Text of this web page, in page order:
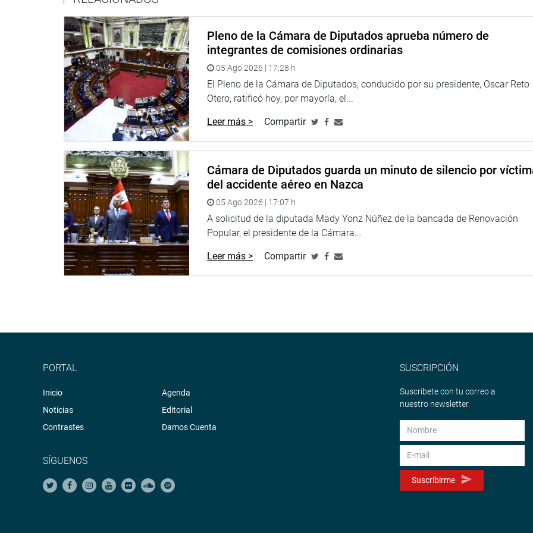
embargo, ese pedido no alcanzó los votos necesarios.
El dictamen fue exonerado de segunda votación, con lo que quedó expedito para ser enviado al Poder Ejecutivo
para su eventual promulgación.
OFICINA DE COMUNICACIONES E IMAGEN INSTITUCIONAL
Pleno de la Cámara de Diputados aprueba número de
integrantes de comisiones ordinarias
05 Ago 2026 | 17:28 h
El Pleno de la Cámara de Diputados, conducido por su presidente, Oscar Reto
Otero, ratificó hoy, por mayoría, el...
Leer más > Compartir
Cámara de Diputados guarda un minuto de silencio por
del accidente aéreo en Nazca
05 Ago 2026 | 17:07 h
A solicitud de la diputada Mady Yonz Núñez de la bancada de Renovación
Popular, el presidente de la Cámara...
Leer más > Compartir
PORTAL
Inicio
Noticias
Contrastes
Agenda
Editorial
Damos Cuenta
SÍGUENOS
SUSCRIPCIÓN
Suscríbete con tu correo a
nuestro newsletter.
Suscribirme